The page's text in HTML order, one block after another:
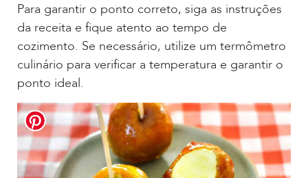
Para garantir o ponto correto, siga as instruções
da receita e fique atento ao tempo de
cozimento. Se necessário, utilize um termômetro
culinário para verificar a temperatura e garantir o
ponto ideal.